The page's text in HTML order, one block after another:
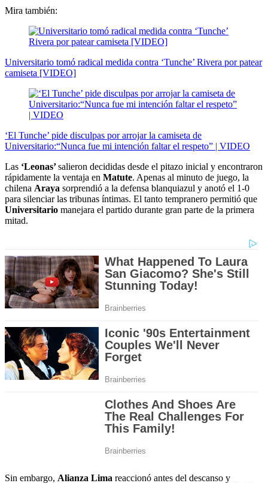
Mira también:
Universitario tomó radical medida contra ‘Tunche’ Rivera por patear
camiseta [VIDEO]
‘El Tunche’ pide disculpas por arrojar la camiseta de
Universitario:“Nunca fue mi intención faltar el respeto” | VIDEO
Las ‘Leonas’salieron decididas desde el pitazo inicial y encontraron
rápidamente la ventaja en Matute. Apenas al minuto de juego, la
chilena Araya sorprendió a la defensa blanquiazul y anotó el 1-0
para silenciar las tribunas íntimas. El tanto tempranero permitió que
Universitario manejara el partido durante gran parte de la primera
mitad.
Sin embargo, Alianza Lima reaccionó antes del descanso y